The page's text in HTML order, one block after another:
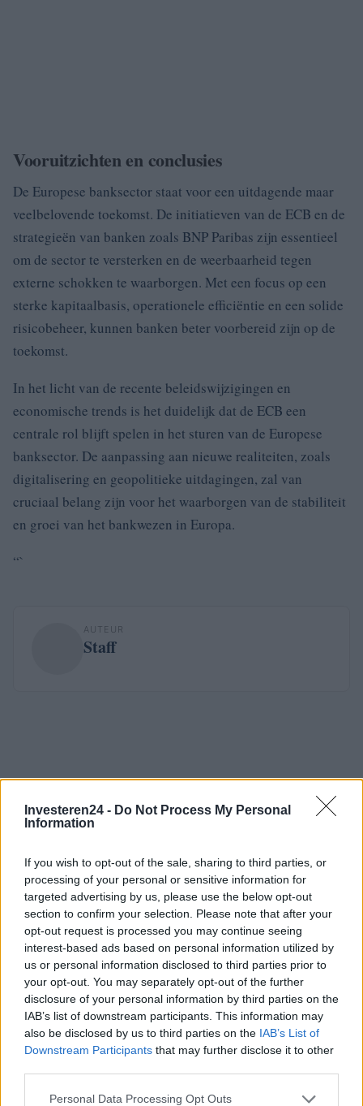
Investeren24 - Do Not Process My Personal
Information
If you wish to opt-out of the sale, sharing to third parties, or
processing of your personal or sensitive information for
targeted advertising by us, please use the below opt-out
section to confirm your selection. Please note that after your
opt-out request is processed you may continue seeing
interest-based ads based on personal information utilized by
us or personal information disclosed to third parties prior to
your opt-out. You may separately opt-out of the further
disclosure of your personal information by third parties on the
IAB’s list of downstream participants. This information may
also be disclosed by us to third parties on the IAB’s List of
Downstream Participants that may further disclose it to other
Please note that this website/app uses one or more Google
Personal Data Processing Opt Outs
Vooruitzichten en conclusies
De Europese banksector staat voor een uitdagende maar
veelbelovende toekomst. De initiatieven van de ECB en de
strategieën van banken zoals BNP Paribas zijn essentieel
om de sector te versterken en de weerbaarheid tegen
externe schokken te waarborgen. Met een focus op een
sterke kapitaalbasis, operationele efficiëntie en een solide
risicobeheer, kunnen banken beter voorbereid zijn op de
toekomst.
In het licht van de recente beleidswijzigingen en
economische trends is het duidelijk dat de ECB een
centrale rol blijft spelen in het sturen van de Europese
banksector. De aanpassing aan nieuwe realiteiten, zoals
digitalisering en geopolitieke uitdagingen, zal van
cruciaal belang zijn voor het waarborgen van de stabiliteit
en groei van het bankwezen in Europa.
“`
AUTEUR
Staff
Verder lezen